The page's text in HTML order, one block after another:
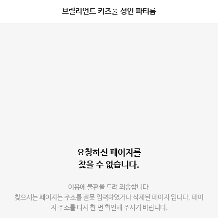
브릴리언트 키즈풀 성인 파티룸
요청하신 페이지를
찾을 수 없습니다.
이용에 불편을 드려 죄송합니다.
찾으시는 페이지는 주소를 잘못 입력하였거나 삭제된 페이지 입니다. 페이
지 주소를 다시 한 번 확인해 주시기 바랍니다.